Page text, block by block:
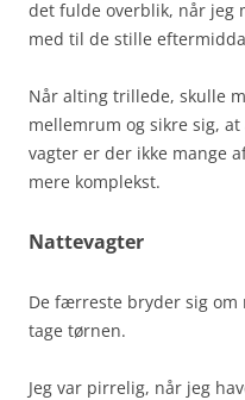
det fulde overblik, når jeg
med til de stille
Når alting trillede, skulle
mellemrum og sikre sig,
vagter er der ikke mange
mere komplekst.
Nattevagter
De færreste bryder sig om
tage tørnen.
Jeg var pirrelig, når jeg